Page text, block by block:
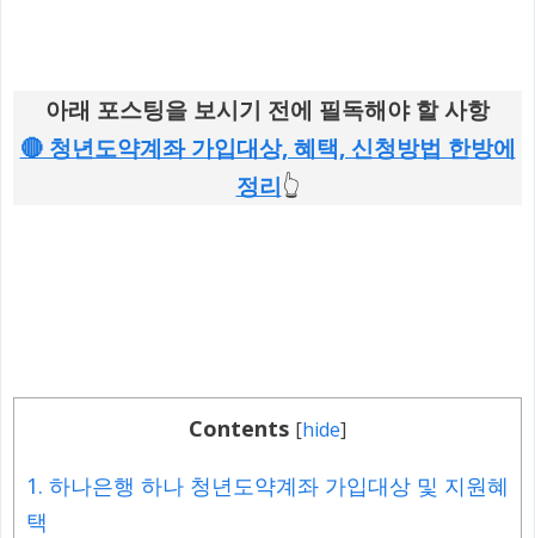
아래 포스팅을 보시기 전에 필독해야 할 사항
🔴 청년도약계좌 가입대상, 혜택, 신청방법 한방에
정리👆
Contents [hide]
1. 하나은행 하나 청년도약계좌 가입대상 및 지원혜
택